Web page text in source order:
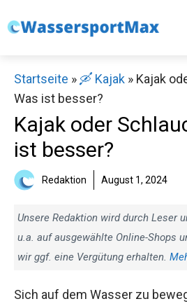
Inhalt
Startseite » 🛶 Kajak » Kajak
Was ist besser?
Kajak oder
ist besser?
Redaktion August 1, 2024
Unsere Redaktion wird durch Leser
u.a. auf ausgewählte Online-Shops
wir ggf. eine Vergütung erhalten.
Sich auf dem Wasser zu